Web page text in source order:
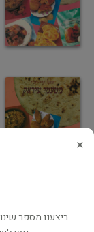
×
ביצענו מספר